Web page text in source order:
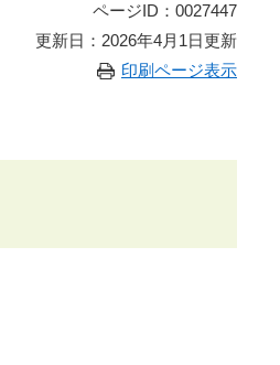
ページID：0027447
更新日：2026年4月1日更新
印刷ページ表示